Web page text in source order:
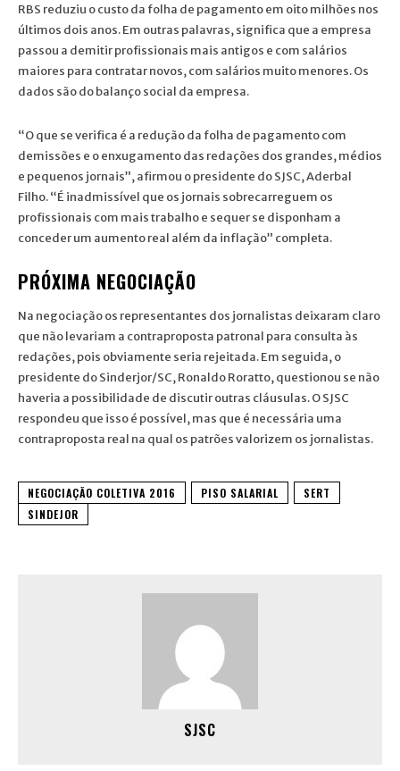
RBS reduziu o custo da folha de pagamento em oito milhões nos
últimos dois anos. Em outras palavras, significa que a empresa
passou a demitir profissionais mais antigos e com salários
maiores para contratar novos, com salários muito menores. Os
dados são do balanço social da empresa.
“O que se verifica é a redução da folha de pagamento com
demissões e o enxugamento das redações dos grandes, médios
e pequenos jornais”, afirmou o presidente do SJSC, Aderbal
Filho. “É inadmissível que os jornais sobrecarreguem os
profissionais com mais trabalho e sequer se disponham a
conceder um aumento real além da inflação” completa.
PRÓXIMA NEGOCIAÇÃO
Na negociação os representantes dos jornalistas deixaram claro
que não levariam a contraproposta patronal para consulta às
redações, pois obviamente seria rejeitada. Em seguida, o
presidente do Sinderjor/SC, Ronaldo Roratto, questionou se não
haveria a possibilidade de discutir outras cláusulas. O SJSC
respondeu que isso é possível, mas que é necessária uma
contraproposta real na qual os patrões valorizem os jornalistas.
NEGOCIAÇÃO COLETIVA 2016 PISO SALARIAL
SERT
SINDEJOR
SJSC